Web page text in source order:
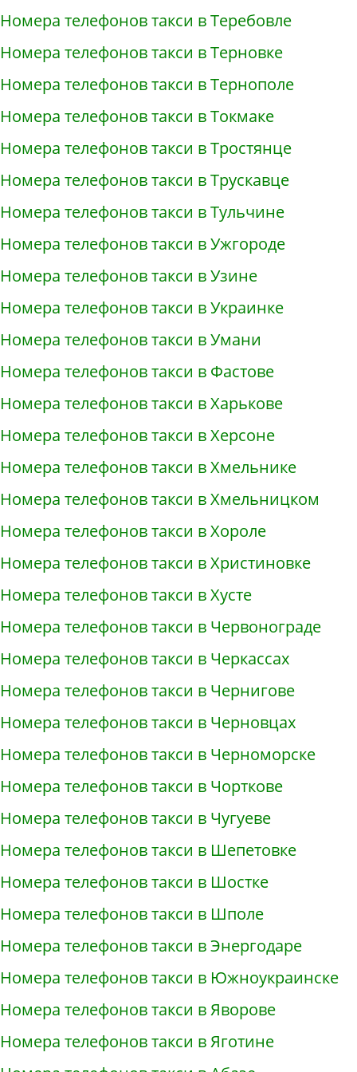
Номера телефонов такси в Теребовле
Номера телефонов такси в Терновке
Номера телефонов такси в Тернополе
Номера телефонов такси в Токмаке
Номера телефонов такси в Тростянце
Номера телефонов такси в Трускавце
Номера телефонов такси в Тульчине
Номера телефонов такси в Ужгороде
Номера телефонов такси в Узине
Номера телефонов такси в Украинке
Номера телефонов такси в Умани
Номера телефонов такси в Фастове
Номера телефонов такси в Харькове
Номера телефонов такси в Херсоне
Номера телефонов такси в Хмельнике
Номера телефонов такси в Хмельницком
Номера телефонов такси в Хороле
Номера телефонов такси в Христиновке
Номера телефонов такси в Хусте
Номера телефонов такси в Червонограде
Номера телефонов такси в Черкассах
Номера телефонов такси в Чернигове
Номера телефонов такси в Черновцах
Номера телефонов такси в Черноморске
Номера телефонов такси в Чорткове
Номера телефонов такси в Чугуеве
Номера телефонов такси в Шепетовке
Номера телефонов такси в Шостке
Номера телефонов такси в Шполе
Номера телефонов такси в Энергодаре
Номера телефонов такси в Южноукраинске
Номера телефонов такси в Яворове
Номера телефонов такси в Яготине